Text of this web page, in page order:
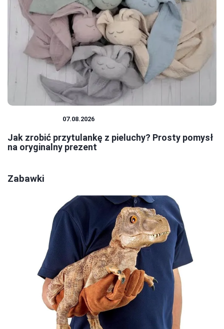
07.08.2026
Jak zrobić przytulankę z pieluchy? Prosty pomysł
na oryginalny prezent
Zabawki